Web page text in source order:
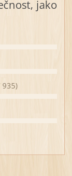
jako
935)